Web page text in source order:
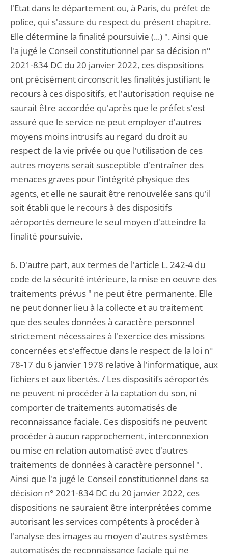
l'Etat dans le département ou, à Paris, du préfet de
police, qui s'assure du respect du présent chapitre.
Elle détermine la finalité poursuivie (...) ". Ainsi que
l'a jugé le Conseil constitutionnel par sa décision n°
2021-834 DC du 20 janvier 2022, ces dispositions
ont précisément circonscrit les finalités justifiant le
recours à ces dispositifs, et l'autorisation requise ne
saurait être accordée qu'après que le préfet s'est
assuré que le service ne peut employer d'autres
moyens moins intrusifs au regard du droit au
respect de la vie privée ou que l'utilisation de ces
autres moyens serait susceptible d'entraîner des
menaces graves pour l'intégrité physique des
agents, et elle ne saurait être renouvelée sans qu'il
soit établi que le recours à des dispositifs
aéroportés demeure le seul moyen d'atteindre la
finalité poursuivie.
6. D'autre part, aux termes de l'article L. 242-4 du
code de la sécurité intérieure, la mise en oeuvre des
traitements prévus " ne peut être permanente. Elle
ne peut donner lieu à la collecte et au traitement
que des seules données à caractère personnel
strictement nécessaires à l'exercice des missions
concernées et s'effectue dans le respect de la loi n°
78-17 du 6 janvier 1978 relative à l'informatique, aux
fichiers et aux libertés. / Les dispositifs aéroportés
ne peuvent ni procéder à la captation du son, ni
comporter de traitements automatisés de
reconnaissance faciale. Ces dispositifs ne peuvent
procéder à aucun rapprochement, interconnexion
ou mise en relation automatisé avec d'autres
traitements de données à caractère personnel ".
Ainsi que l'a jugé le Conseil constitutionnel dans sa
décision n° 2021-834 DC du 20 janvier 2022, ces
dispositions ne sauraient être interprétées comme
autorisant les services compétents à procéder à
l'analyse des images au moyen d'autres systèmes
automatisés de reconnaissance faciale qui ne